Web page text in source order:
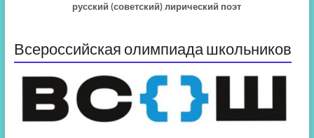
русский (советский) лирический поэт
Всероссийская олимпиада школьников